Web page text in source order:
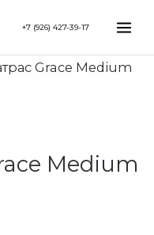
+7 (926) 427-39-17
Grace Medium
Medium